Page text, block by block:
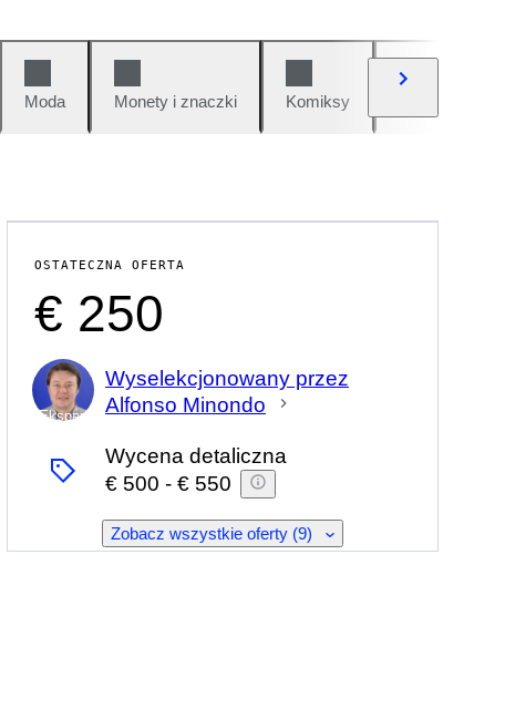
Moda Monety i znaczki Komiksy
OSTATECZNA OFERTA
€ 250
Ekspert
Wyselekcjonowany przez
Alfonso Minondo
Wycena detaliczna
€ 500 - € 550
Zobacz wszystkie oferty (9)